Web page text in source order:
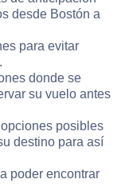
desde Bostón a
para evitar
donde se
su vuelo antes
posibles
destino para así
poder encontrar